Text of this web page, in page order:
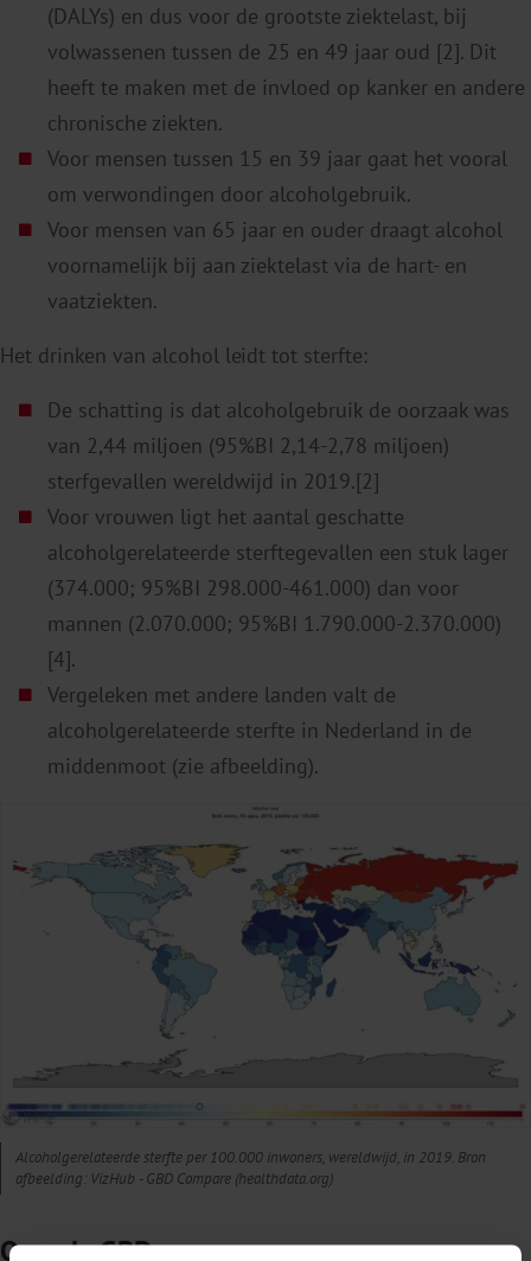
(DALYs) en dus voor de grootste ziektelast, bij
volwassenen tussen de 25 en 49 jaar oud [2]. Dit
heeft te maken met de invloed op kanker en andere
chronische ziekten.
Voor mensen tussen 15 en 39 jaar gaat het vooral
om verwondingen door alcoholgebruik.
Voor mensen van 65 jaar en ouder draagt alcohol
voornamelijk bij aan ziektelast via de hart- en
vaatziekten.
Het drinken van alcohol leidt tot sterfte:
De schatting is dat alcoholgebruik de oorzaak was
van 2,44 miljoen (95%BI 2,14-2,78 miljoen)
sterfgevallen wereldwijd in 2019.[2]
Voor vrouwen ligt het aantal geschatte
alcoholgerelateerde sterftegevallen een stuk lager
(374.000; 95%BI 298.000-461.000) dan voor
mannen (2.070.000; 95%BI 1.790.000-2.370.000)
[4].
Vergeleken met andere landen valt de
alcoholgerelateerde sterfte in Nederland in de
middenmoot (zie afbeelding).
Alcoholgerelateerde sterfte per 100.000 inwoners, wereldwijd, in 2019. Bron
afbeelding: VizHub - GBD Compare (healthdata.org)
Over de GBD